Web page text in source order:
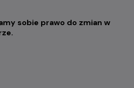
sobie prawo do zmian w